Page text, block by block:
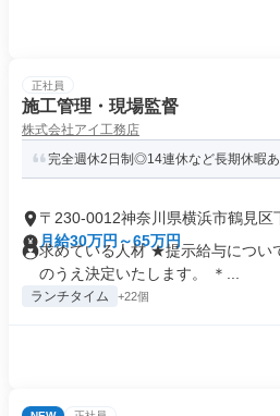
正社員
施工管理・現場監督
株式会社アイ工務店
完全週休2日制◎14連休など長期休暇
〒230-0012神奈川県横浜市鶴見区
月給30万円～65万円
求めている人材 ★提示給与につい
のうえ決定いたします。 ＊...
ランチタイム +22個